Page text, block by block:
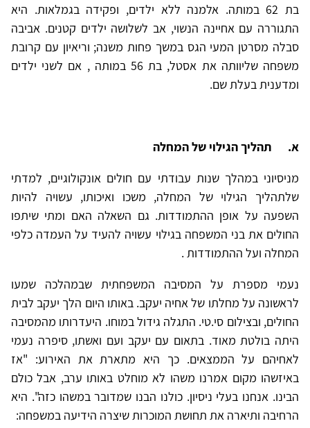
בת 62 במותה. אלמנה ללא ילדים, ופקידה בגמלאות. היא
התגוררה עם אחיינה הנשוי, אב לשלושה ילדים קטנים. אביבה
סבלה מסרטן המעי הגס במשך פחות משנה; וריאיון עם קרובת
משפחה שליוותה את אסטל, בת 56 במותה , אם לשני ילדים
ומדענית בעלת שם.
א. תהליך הגילוי של המחלה
מניסיוני במהלך שנות עבודתי עם חולים אונקולוגיים, למדתי
שלתהליך הגילוי של המחלה, משכו ואיכותו, עשויה להיות
השפעה על אופן ההתמודדות. גם השאלה האם ומתי שיתפו
החולים את בני המשפחה בגילוי עשויה להעיד על העמדה כלפי
המחלה ועל ההתמודדות .
נעמי מספרת על המסיבה המשפחתית שבמהלכה שמעו
לראשונה על מחלתו של אחיה יעקב. באותו היום הלך יעקב לבית
החולים, ובצילום סי.טי. התגלה גידול במוחו. היעדרותו מהמסיבה
היתה בולטת מאוד. בתאום עם יעקב ועם ואשתו, סיפרה נעמי
לאחיהם על הממצאים. כך היא מתארת את האירוע: "אז
באיזשהו מקום אמרנו משהו לא מוחלט באותו ערב, אבל כולם
הבינו. אנחנו בעלי ניסיון. כולנו הבנו שמדובר במשהו כזה". היא
הרחיבה ותיארה את תחושת המוכרות שיצרה הידיעה במשפחה: